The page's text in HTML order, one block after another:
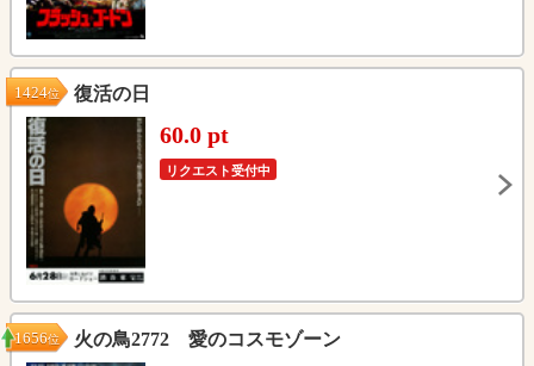
復活の日
1424位
60.0 pt
リクエスト受付中
火の鳥2772 愛のコスモゾーン
1656位